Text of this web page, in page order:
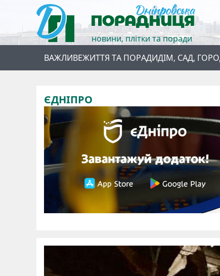
новини, плітки та поради
ВАЖЛИВЕЖИТТЯ ТА ПОРАДИДІМ, САД,
ЄДНІПРО